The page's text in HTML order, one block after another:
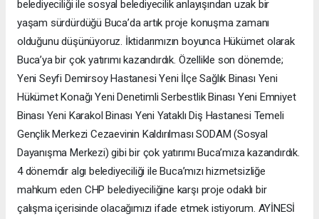
belediyeciliği ile sosyal belediyecilik anlayışından uzak bir
yaşam sürdürdüğü Buca’da artık proje konuşma zamanı
olduğunu düşünüyoruz. İktidarımızın boyunca Hükümet olarak
Buca’ya bir çok yatırımı kazandırdık. Özellikle son dönemde;
Yeni Seyfi Demirsoy Hastanesi Yeni İlçe Sağlık Binası Yeni
Hükümet Konağı Yeni Denetimli Serbestlik Binası Yeni Emniyet
Binası Yeni Karakol Binası Yeni Yataklı Diş Hastanesi Temeli
Gençlik Merkezi Cezaevinin Kaldırılması SODAM (Sosyal
Dayanışma Merkezi) gibi bir çok yatırımı Buca’mıza kazandırdık.
4 dönemdir algı belediyeciliği ile Buca’mızı hizmetsizliğe
mahkum eden CHP belediyeciliğine karşı proje odaklı bir
çalışma içerisinde olacağımızı ifade etmek istiyorum. AYİNESİ